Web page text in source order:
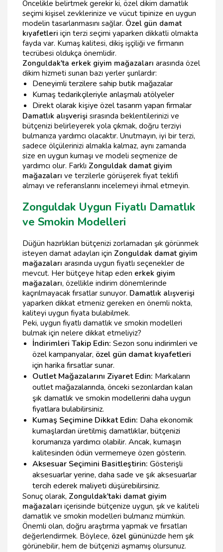
Öncelikle belirtmek gerekir ki, özel dikim damatlık
seçimi kişisel zevklerinize ve vücut tipinize en uygun
modelin tasarlanmasını sağlar. Özel gün damat
kıyafetleri için terzi seçimi yaparken dikkatli olmakta
fayda var. Kumaş kalitesi, dikiş işçiliği ve firmanın
tecrübesi oldukça önemlidir.
Zonguldak'ta erkek giyim mağazaları arasında özel
dikim hizmeti sunan bazı yerler şunlardır:
Deneyimli terzilere sahip butik mağazalar
Kumaş tedarikçileriyle anlaşmalı atölyeler
Direkt olarak kişiye özel tasarım yapan firmalar
Damatlık alışverişi sırasında beklentilerinizi ve
bütçenizi belirleyerek yola çıkmak, doğru terziyi
bulmanıza yardımcı olacaktır. Unutmayın, iyi bir terzi,
sadece ölçülerinizi almakla kalmaz, aynı zamanda
size en uygun kumaşı ve modeli seçmenize de
yardımcı olur. Farklı Zonguldak damat giyim
mağazaları ve terzilerle görüşerek fiyat teklifi
almayı ve referanslarını incelemeyi ihmal etmeyin.
Zonguldak Uygun Fiyatlı Damatlık
ve Smokin Modelleri
Düğün hazırlıkları bütçenizi zorlamadan şık görünmek
isteyen damat adayları için Zonguldak damat giyim
mağazaları arasında uygun fiyatlı seçenekler de
mevcut. Her bütçeye hitap eden erkek giyim
mağazaları, özellikle indirim dönemlerinde
kaçırılmayacak fırsatlar sunuyor. Damatlık alışverişi
yaparken dikkat etmeniz gereken en önemli nokta,
kaliteyi uygun fiyata bulabilmek.
Peki, uygun fiyatlı damatlık ve smokin modelleri
bulmak için nelere dikkat etmeliyiz?
İndirimleri Takip Edin: Sezon sonu indirimleri ve
özel kampanyalar, özel gün damat kıyafetleri
için harika fırsatlar sunar.
Outlet Mağazalarını Ziyaret Edin: Markaların
outlet mağazalarında, önceki sezonlardan kalan
şık damatlık ve smokin modellerini daha uygun
fiyatlara bulabilirsiniz.
Kumaş Seçimine Dikkat Edin: Daha ekonomik
kumaşlardan üretilmiş damatlıklar, bütçenizi
korumanıza yardımcı olabilir. Ancak, kumaşın
kalitesinden ödün vermemeye özen gösterin.
Aksesuar Seçimini Basitleştirin: Gösterişli
aksesuarlar yerine, daha sade ve şık aksesuarlar
tercih ederek maliyeti düşürebilirsiniz.
Sonuç olarak, Zonguldak'taki damat giyim
mağazaları içerisinde bütçenize uygun, şık ve kaliteli
damatlık ve smokin modelleri bulmanız mümkün.
Önemli olan, doğru araştırma yapmak ve fırsatları
değerlendirmek. Böylece, özel gününüzde hem şık
görünebilir, hem de bütçenizi aşmamış olursunuz.